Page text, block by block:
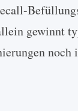
gewinnt
noch